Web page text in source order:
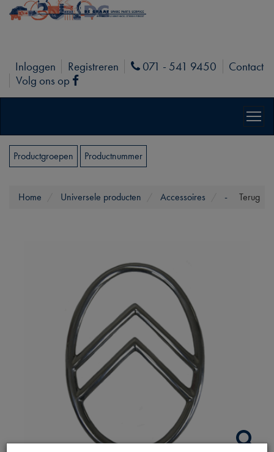
Inloggen Registreren Phone
071 - 541 9450
Contact
Volg ons op
Facebook
Productgroepen Productnummer
Terug
Home Universele producten Accessoires -